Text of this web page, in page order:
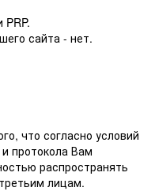
PRP.
сайта - нет.
что согласно условий
протокола Вам
распространять
лицам.